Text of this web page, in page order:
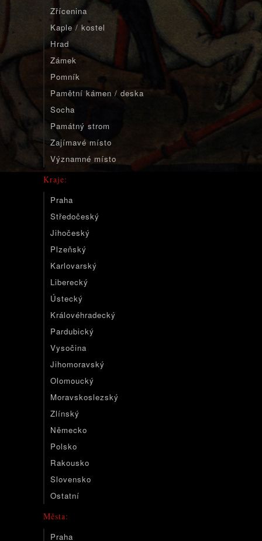
Zřícenina
Kaple / kostel
Hrad
Zámek
Pomník
Pamětní kámen / deska
Socha
Památný strom
Zajímavé místo
Významné místo
Kraje:
Praha
Středočeský
Jihočeský
Plzeňský
Karlovarský
Liberecký
Ústecký
Královéhradecký
Pardubický
Vysočina
Jihomoravský
Olomoucký
Moravskoslezský
Zlínský
Německo
Polsko
Rakousko
Slovensko
Ostatní
Města:
Praha